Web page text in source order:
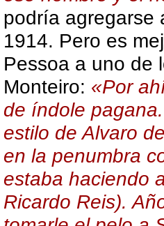
podría agregarse
1914. Pero es
Pessoa a uno de
Monteiro: «Por
de índole
estilo de Alvaro
en la penumbra
estaba haciendo
Ricardo Reis).